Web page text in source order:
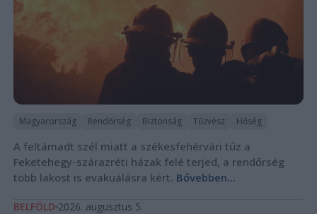
Magyarország Rendőrség Biztonság Tűzvész Hőség
A feltámadt szél miatt a székesfehérvári tűz a
Feketehegy-szárazréti házak felé terjed, a rendőrség
több lakost is evakuálásra kért. Bővebben...
BELFÖLD 2026. augusztus 5.